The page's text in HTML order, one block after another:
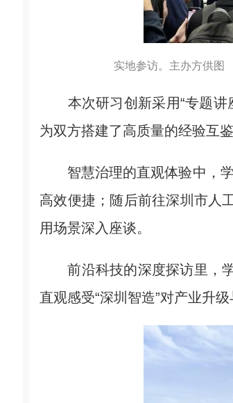
实地参访。主办方供图
本次研习创新采用“专题讲
为双方搭建了高质量的经验互鉴
智慧治理的直观体验中，学
高效便捷；随后前往深圳市人
用场景深入座谈。
前沿科技的深度探访里，学
直观感受“深圳智造”对产业升